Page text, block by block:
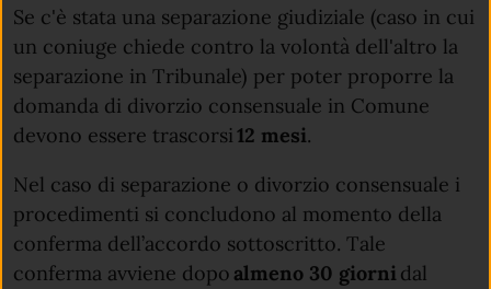
Se c'è stata una separazione giudiziale (caso in cui
un coniuge chiede contro la volontà dell'altro la
separazione in Tribunale) per poter proporre la
domanda di divorzio consensuale in Comune
devono essere trascorsi12 mesi.
Nel caso di separazione o divorzio consensuale i
procedimenti si concludono al momento della
conferma dell’accordo sottoscritto. Tale
conferma avviene dopo almeno 30 giorni dal